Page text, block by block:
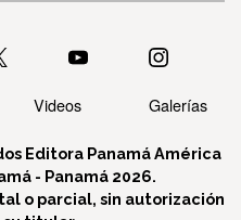
Videos Galerías
Editora Panamá América
- Panamá 2026.
o parcial, sin autorización